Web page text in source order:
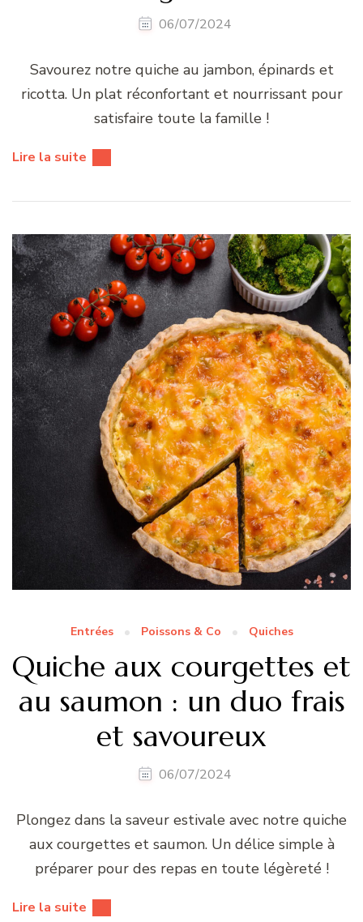
06/07/2024
Savourez notre quiche au jambon, épinards et
ricotta. Un plat réconfortant et nourrissant pour
satisfaire toute la famille !
Lire la suite
Entrées Poissons & Co Quiches
Quiche aux courgettes et
au saumon : un duo frais
et savoureux
06/07/2024
Plongez dans la saveur estivale avec notre quiche
aux courgettes et saumon. Un délice simple à
préparer pour des repas en toute légèreté !
Lire la suite